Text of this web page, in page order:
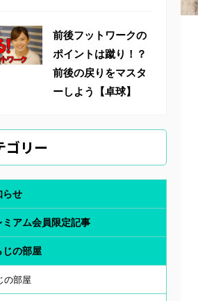
前後フットワークの
ポイントは蹴り！？
前後の戻りをマスタ
ーしよう【卓球】
ゴリー
らせ
ミアム会員限定記事
じの部屋
の部屋